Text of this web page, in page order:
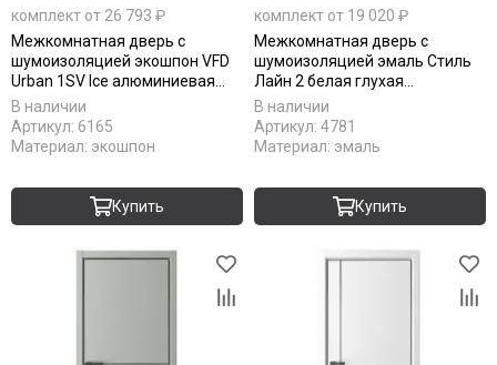
комплект от 26 793 ₽
Межкомнатная дверь с
шумоизоляцией экошпон VFD
Urban 1SV Ice алюминиевая
кромка silver edge
В наличии
Артикул: 6165
Материал: экошпон
Купить
комплект от 19 020 ₽
Межкомнатная дверь с
шумоизоляцией эмаль Стиль
Лайн 2 белая глухая
алюминиевая кромка
В наличии
Артикул: 4781
Материал: эмаль
Купить